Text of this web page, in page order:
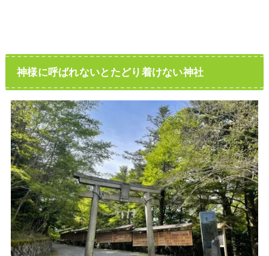
神様に呼ばれないとたどり着けない神社